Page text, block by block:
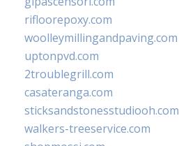
rifloorepoxy.com
woolleymillingandpaving.com
uptonpvd.com
2troublegrill.com
casateranga.com
sticksandstonesstudiooh.com
walkers-treeservice.com